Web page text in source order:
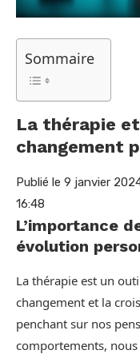
Sommaire
La thérapie
changement
Publié le 9 janvier
16:48
L’importance
évolution
La thérapie est un
changement et la
penchant sur nos
comportements,